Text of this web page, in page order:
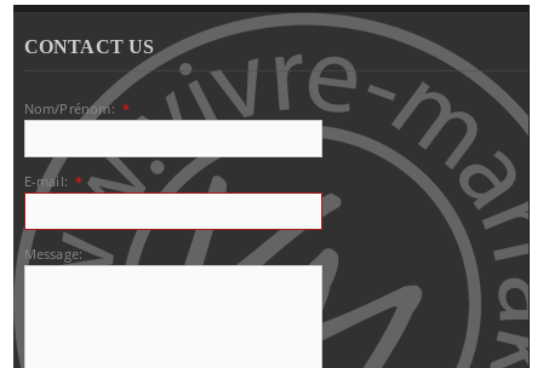
CONTACT US
Nom/Prénom: *
E-mail: *
Message: